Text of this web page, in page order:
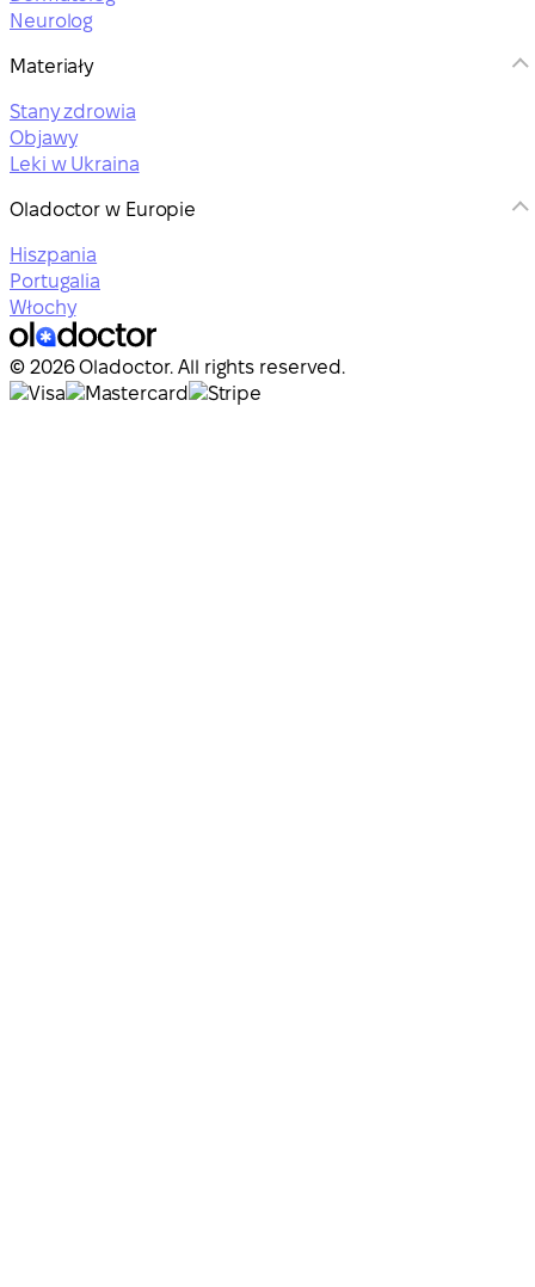
Neurolog
Materiały
Stany zdrowia
Objawy
Leki w Ukraina
Oladoctor w Europie
Hiszpania
Portugalia
Włochy
© 2026 Oladoctor. All rights reserved.